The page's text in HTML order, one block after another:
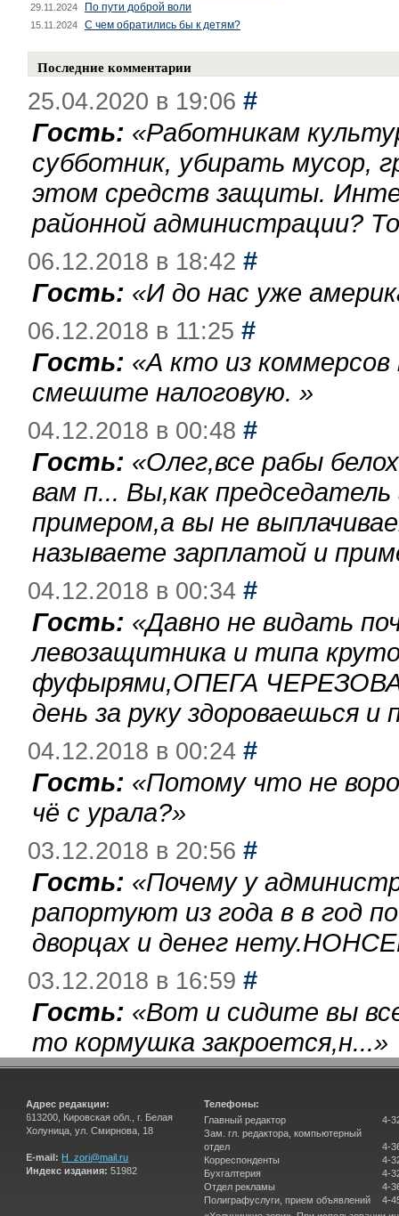
29.11.2024 По пути доброй воли
15.11.2024 С чем обратились бы к детям?
Последние комментарии
25.04.2020 в 19:06 #
Гость: «Работникам
субботник, убирать мусор,
этом средств защиты.
районной администрации?
06.12.2018 в 18:42 #
Гость: «И до нас уже
06.12.2018 в 11:25 #
Гость: «А кто из
смешите налоговую. »
04.12.2018 в 00:48 #
Гость: «Олег,все рабы
вам п... Вы,как
примером,а вы не
называете зарплатой и
04.12.2018 в 00:34 #
Гость: «Давно не видать
левозащитника и типа
фуфырями,ОПЕГА
день за руку здороваешься
04.12.2018 в 00:24 #
Гость: «Потому что не
чё с урала?»
03.12.2018 в 20:56 #
Гость: «Почему у
рапортуют из года в в год
дворцах и денег
03.12.2018 в 16:59 #
Гость: «Вот и сидите вы
то кормушка закроется,н...»
Адрес редакции:
613200, Кировская обл., г. Белая
Холуница, ул. Смирнова, 18
E-mail: H_zori@mail.ru
Индекс издания: 51982
Телефоны:
Главный редактор
Зам. гл. редактора, компьютерный
отдел
Корреспонденты
Бухгалтерия
Отдел рекламы
Полиграфуслуги, прием объявлений
4-
4-
4-
4-
4-
4-